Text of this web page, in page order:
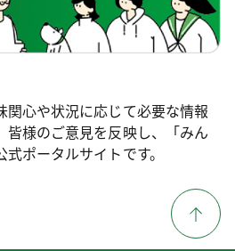
関心や状況に応じて必要な情報
皆様のご意見を反映し、「みん
ポータルサイトです。